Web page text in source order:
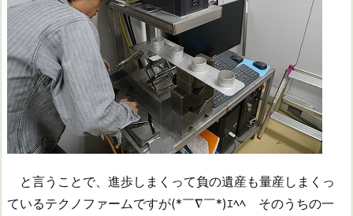
と言うことで、進歩しまくって負の遺産も量産しまくっ
ているテクノファームですが(*￣∇￣*)ｴﾍﾍ そのうちの一